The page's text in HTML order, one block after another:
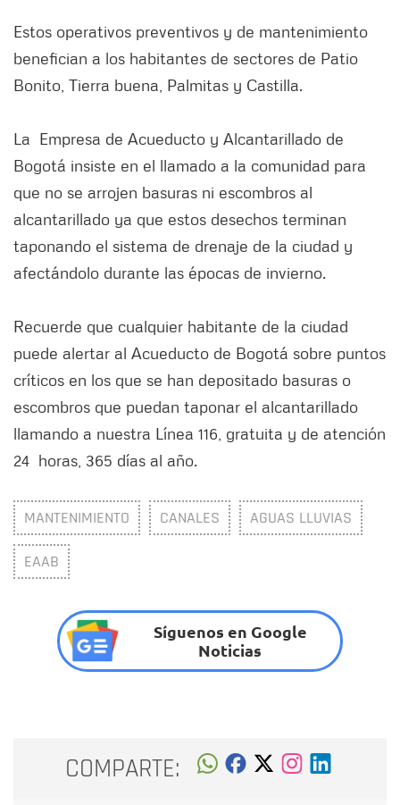
Estos operativos preventivos y de mantenimiento
benefician a los habitantes de sectores de Patio
Bonito, Tierra buena, Palmitas y Castilla.
La Empresa de Acueducto y Alcantarillado de
Bogotá insiste en el llamado a la comunidad para
que no se arrojen basuras ni escombros al
alcantarillado ya que estos desechos terminan
taponando el sistema de drenaje de la ciudad y
afectándolo durante las épocas de invierno.
Recuerde que cualquier habitante de la ciudad
puede alertar al Acueducto de Bogotá sobre puntos
críticos en los que se han depositado basuras o
escombros que puedan taponar el alcantarillado
llamando a nuestra Línea 116, gratuita y de atención
24 horas, 365 días al año.
MANTENIMIENTO CANALES AGUAS LLUVIAS
EAAB
Síguenos en Google
Noticias
COMPARTE: